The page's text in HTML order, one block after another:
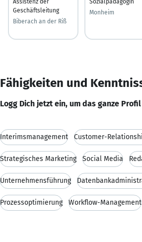
Geschäftsleitung
Biberach an der Riß
Monheim
Fähigkeiten und
Logg Dich jetzt ein, um das ganze
Interimsmanagement Customer-
Strategisches Marketing Social Media
Unternehmensführung
Prozessoptimierung Workflow-Management